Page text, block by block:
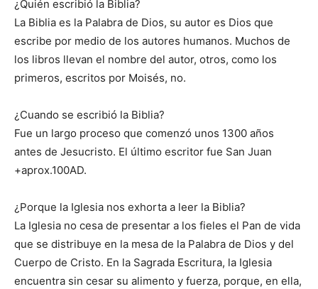
¿Quién escribió la Biblia?
La Biblia es la Palabra de Dios, su autor es Dios que
escribe por medio de los autores humanos. Muchos de
los libros llevan el nombre del autor, otros, como los
primeros, escritos por Moisés, no.
¿Cuando se escribió la Biblia?
Fue un largo proceso que comenzó unos 1300 años
antes de Jesucristo. El último escritor fue San Juan
+aprox.100AD.
¿Porque la Iglesia nos exhorta a leer la Biblia?
La Iglesia no cesa de presentar a los fieles el Pan de vida
que se distribuye en la mesa de la Palabra de Dios y del
Cuerpo de Cristo. En la Sagrada Escritura, la Iglesia
encuentra sin cesar su alimento y fuerza, porque, en ella,